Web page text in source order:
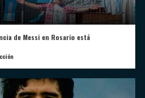
de Messi en Rosario está